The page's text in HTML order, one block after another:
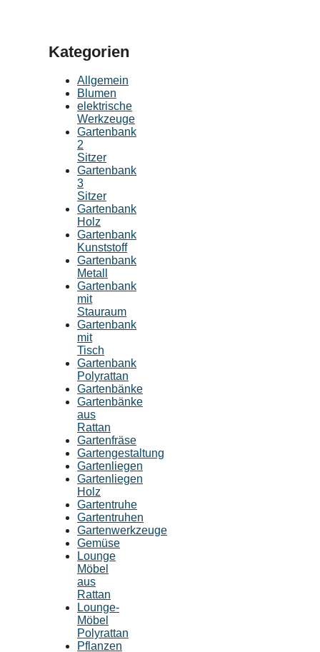
Kategorien
Allgemein
Blumen
elektrische
Werkzeuge
Gartenbank
2
Sitzer
Gartenbank
3
Sitzer
Gartenbank
Holz
Gartenbank
Kunststoff
Gartenbank
Metall
Gartenbank
mit
Stauraum
Gartenbank
mit
Tisch
Gartenbank
Polyrattan
Gartenbänke
Gartenbänke
aus
Rattan
Gartenfräse
Gartengestaltung
Gartenliegen
Gartenliegen
Holz
Gartentruhe
Gartentruhen
Gartenwerkzeuge
Gemüse
Lounge
Möbel
aus
Rattan
Lounge-
Möbel
Polyrattan
Pflanzen